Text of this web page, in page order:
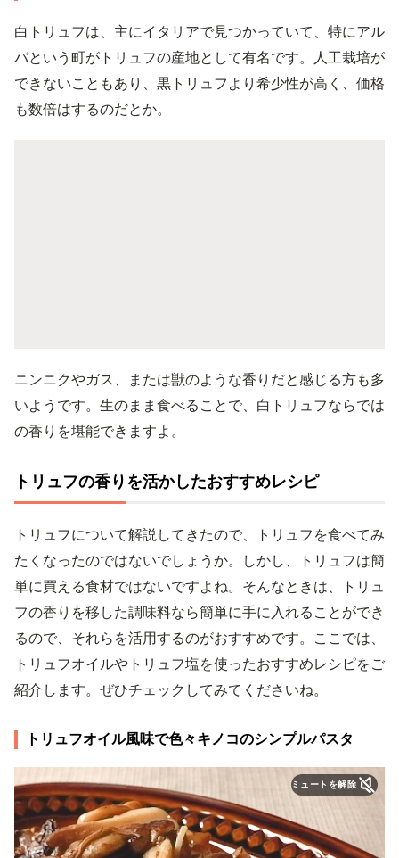
白トリュフは、主にイタリアで見つかっていて、特にアル
バという町がトリュフの産地として有名です。人工栽培が
できないこともあり、黒トリュフより希少性が高く、価格
も数倍はするのだとか。
ニンニクやガス、または獣のような香りだと感じる方も多
いようです。生のまま食べることで、白トリュフならでは
の香りを堪能できますよ。
トリュフの香りを活かしたおすすめレシピ
トリュフについて解説してきたので、トリュフを食べてみ
たくなったのではないでしょうか。しかし、トリュフは簡
単に買える食材ではないですよね。そんなときは、トリュ
フの香りを移した調味料なら簡単に手に入れることができ
るので、それらを活用するのがおすすめです。ここでは、
トリュフオイルやトリュフ塩を使ったおすすめレシピをご
紹介します。ぜひチェックしてみてくださいね。
トリュフオイル風味で色々キノコのシンプルパスタ
ミュートを解除